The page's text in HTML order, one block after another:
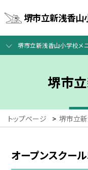
堺市立新浅香山
堺市立新浅香山小学校メ
堺市
トップページ > 堺市立
オープンスクー